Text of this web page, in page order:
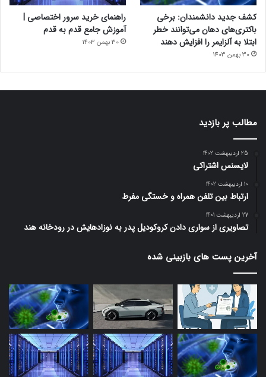
کشف جدید دانشمندان: برخی
باکتری‌های دهان می‌توانند خطر
ابتلا به آلزایمر را افزایش دهند
30 بهمن 1403
راهنمای خرید سرور اختصاصی |
آموزش جامع قدم به قدم
30 بهمن 1403
مطالب پر بازدید
25 اردیبهشت 1402
لایسنس اشتراکی
10 اردیبهشت 1402
ارتباط بین تلفن همراه و خستگی مفرط
27 اردیبهشت 1401
تصاویری از سواری دادن کروکودیل پدر به نوزادهایش در رودخانه هند
آخرین پست های بازبینی شده